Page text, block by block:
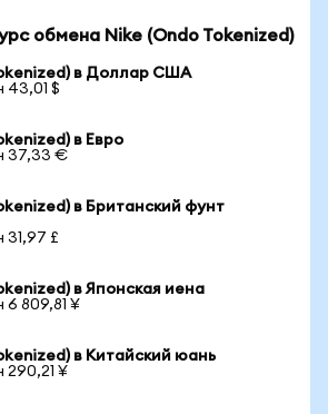
обмена Nike (Ondo Tokenized)
в Доллар США
43,01 $
в Евро
37,33 €
в Британский фунт
31,97 £
в Японская иена
6 809,81 ¥
в Китайский юань
290,21 ¥